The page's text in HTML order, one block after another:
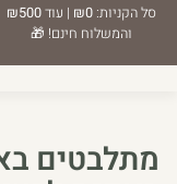
סל הקניות:₪0 | עוד₪500
והמשלוח חינם! 🎁
מתלבטים